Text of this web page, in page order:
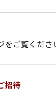
ご覧くださ
招待